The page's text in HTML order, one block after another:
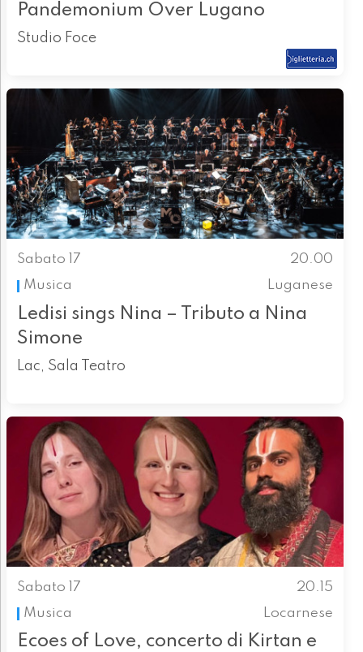
Pandemonium Over Lugano
Studio Foce
Sabato 17
20.00
Musica
Luganese
Ledisi sings Nina – Tributo a Nina
Simone
Lac, Sala Teatro
Sabato 17
20.15
Musica
Locarnese
Ecoes of Love, concerto di Kirtan e